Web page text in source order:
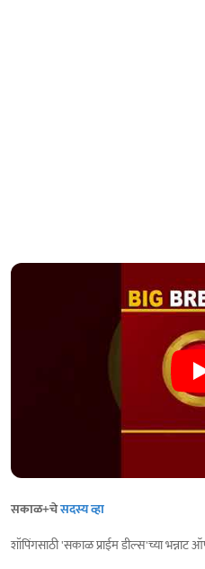
सकाळ+चेसदस्य व्हा
शॉपिंगसाठी 'सकाळ प्राईम डील्स'च्या भन्नाट